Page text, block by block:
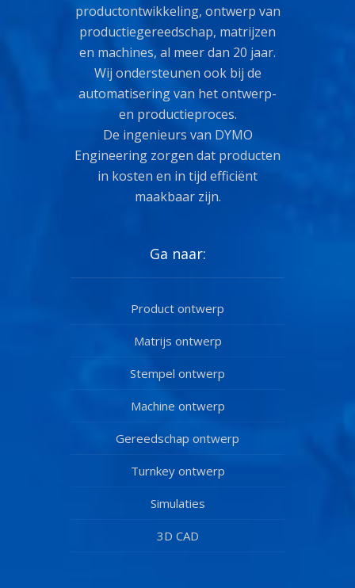
productontwikkeling, ontwerp van
productiegereedschap, matrijzen
en machines, al meer dan 20 jaar.
Wij ondersteunen ook bij de
automatisering van het ontwerp-
en productieproces.
De ingenieurs van DYMO
Engineering zorgen dat producten
in kosten en in tijd efficiënt
maakbaar zijn.
Ga naar:
Product ontwerp
Matrijs ontwerp
Stempel ontwerp
Machine ontwerp
Gereedschap ontwerp
Turnkey ontwerp
Simulaties
3D CAD